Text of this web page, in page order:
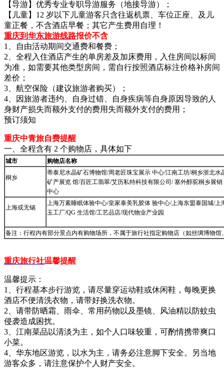
【导游】优秀专业专职导游服务（地接导游）；
【儿童】12 岁以下儿童游客只含往返机票、车位正座、及儿
童正餐，不含酒店早餐；其它产生费用自理！
重庆到华东旅游线路报价不含
1、自由活动期间交通费和餐费；
2、全程入住酒店产生的单房差及加床费用，入住房间以标间
为准，如需要其他类型房间，需自行按照酒店标注价格补房间
差价；
3、航空保险（建议旅游者购买）；
4、因旅游者违约、自身过错、自身疾病等自身原因导致的人
身财产损失而额外支付的费用失而额外支付的费用；
预订须知
重庆中青旅自费提醒
一、全程含有 2 个购物店，具体如下
城市 购物店名称
桐乡
蒂泰尼水晶矿石博物馆/周老匠珠宝展示 中心/江南工坊/桐乡浙北水
矿产展览 馆/百匠工翡翠/艾历私特科技有限公司/ 塞外醇驼桐乡展销
中心
上海或无锡
上海万素睡眠体验中心/皇家泰美乳胶体 验中心/上海东盟泰国城/上
玉工厂/QG 生活馆/工艺品店/现代物业产业园
备注：行程内有部分景点内有购物场所，不属于旅行社指定购物店（如丝绸博物馆
重庆旅行社温馨提醒
温馨提示：
1、行程基本步行游览，请尽量穿运动鞋或休闲鞋，每晚更换
酒店不便清洗衣物，请带好换洗衣物。
2、请带防晒霜、雨伞、常用药物以及墨镜、风油精以防蚊虫
侵袭造成困扰。
3、江南菜品以清淡为主，如个人口味较重，可酌情携带爽口
小菜。
4、华东地区游览，以水为主，请务必注意脚下安全。另当地
游客众多，请注意保护个人财产安全。